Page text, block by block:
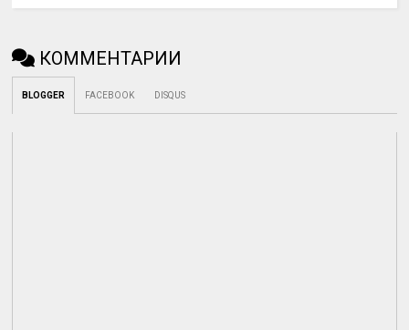
КОММЕНТАРИИ
BLOGGER FACEBOOK DISQUS